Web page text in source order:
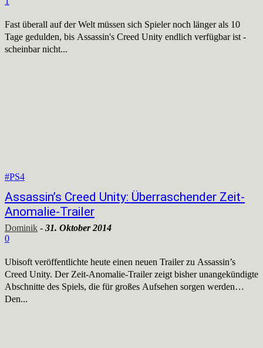
Fast überall auf der Welt müssen sich Spieler noch länger als 10
Tage gedulden, bis Assassin's Creed Unity endlich verfügbar ist -
scheinbar nicht...
#PS4
Assassin’s Creed Unity: Überraschender Zeit-
Anomalie-Trailer
Dominik - 31. Oktober 2014
0
Ubisoft veröffentlichte heute einen neuen Trailer zu Assassin’s
Creed Unity. Der Zeit-Anomalie-Trailer zeigt bisher unangekündigte
Abschnitte des Spiels, die für großes Aufsehen sorgen werden…
Den...